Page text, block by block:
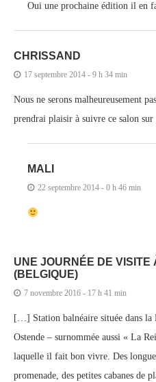
Oui une prochaine édition il en
CHRISSAND
17 septembre 2014 - 9 h 34 min
Nous ne serons malheureusement
prendrai plaisir à suivre ce salon
MALI
22 septembre 2014 - 0 h 46 min
UNE JOURNÉE DE VISITE
(BELGIQUE)
7 novembre 2016 - 17 h 41 min
[…] Station balnéaire située dans la
Ostende – surnommée aussi « La
laquelle il fait bon vivre. Des
promenade, des petites cabanes de